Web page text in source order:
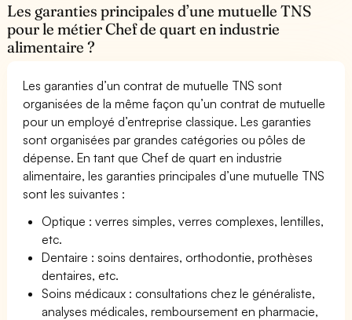
Les garanties principales d’une mutuelle TNS
pour le métier Chef de quart en industrie
alimentaire ?
Les garanties d’un contrat de mutuelle TNS sont
organisées de la même façon qu’un contrat de mutuelle
pour un employé d’entreprise classique. Les garanties
sont organisées par grandes catégories ou pôles de
dépense. En tant que Chef de quart en industrie
alimentaire, les garanties principales d’une mutuelle TNS
sont les suivantes :
Optique : verres simples, verres complexes, lentilles,
etc.
Dentaire : soins dentaires, orthodontie, prothèses
dentaires, etc.
Soins médicaux : consultations chez le généraliste,
analyses médicales, remboursement en pharmacie,